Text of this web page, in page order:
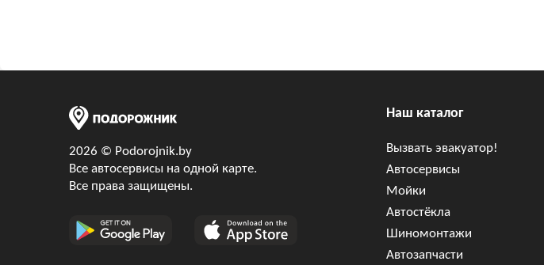
2026 © Podorojnik.by
Все автосервисы на одной карте.
Все права защищены.
Наш каталог
Вызвать эвакуатор!
Автосервисы
Мойки
Автостёкла
Шиномонтажи
Автозапчасти